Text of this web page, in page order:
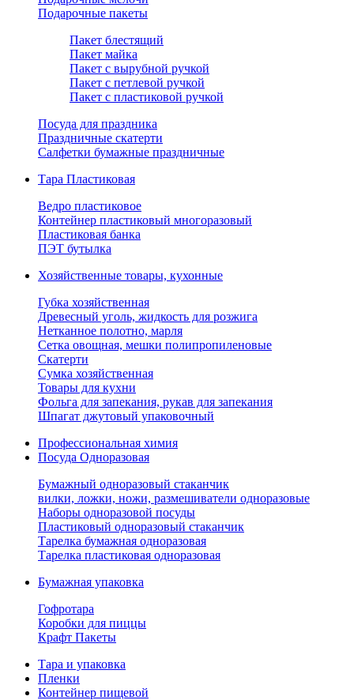
Подарочные пакеты
Пакет блестящий
Пакет майка
Пакет с вырубной ручкой
Пакет с петлевой ручкой
Пакет с пластиковой ручкой
Посуда для праздника
Праздничные скатерти
Салфетки бумажные праздничные
Тара Пластиковая
Ведро пластиковое
Контейнер пластиковый многоразовый
Пластиковая банка
ПЭТ бутылка
Хозяйственные товары, кухонные
Губка хозяйственная
Древесный уголь, жидкость для розжига
Нетканное полотно, марля
Сетка овощная, мешки полипропиленовые
Скатерти
Сумка хозяйственная
Товары для кухни
Фольга для запекания, рукав для запекания
Шпагат джутовый упаковочный
Профессиональная химия
Посуда Одноразовая
Бумажный одноразовый стаканчик
вилки, ложки, ножи, размешиватели одноразовые
Наборы одноразовой посуды
Пластиковый одноразовый стаканчик
Тарелка бумажная одноразовая
Тарелка пластиковая одноразовая
Бумажная упаковка
Гофротара
Коробки для пиццы
Крафт Пакеты
Тара и упаковка
Пленки
Контейнер пищевой